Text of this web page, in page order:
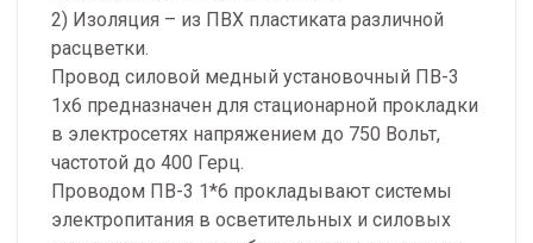
2) Изоляция – из ПВХ пластиката различной
расцветки.
Провод силовой медный установочный ПВ-3
1х6 предназначен для стационарной прокладки
в электросетях напряжением до 750 Вольт,
частотой до 400 Герц.
Проводом ПВ-3 1*6 прокладывают системы
электропитания в осветительных и силовых